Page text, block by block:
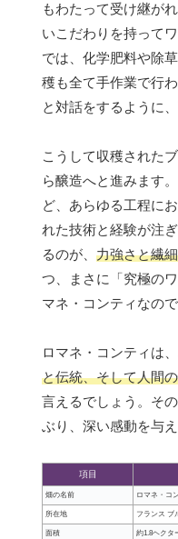
もわたって受け継が
いこだわりを持って
では、化学肥料や除
穫も全て手作業で行
と対話をするように
こうして収穫された
ら醸造へと進みます
ど、あらゆる工程に
れた技術と経験が注
るのが、 力強さと繊
つ、まさに「究極の
マネ・コンティなので
ロマネ・コンティは
と伝統、そして人間
言えるでしょう。そ
ぶり、深い感動を与
項目
畑の名前 ロマネ・コ
所在地 フランス ブ
面積 約1.8ヘクタ